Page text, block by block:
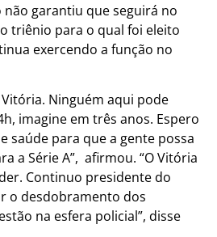
garantiu que seguirá no
triênio para o qual foi eleito
exercendo a função no
Ninguém aqui pode
imagine em três anos. Espero
saúde para que a gente possa
a Série A”, afirmou. “O Vitória
Continuo presidente do
o desdobramento dos
na esfera policial”, disse